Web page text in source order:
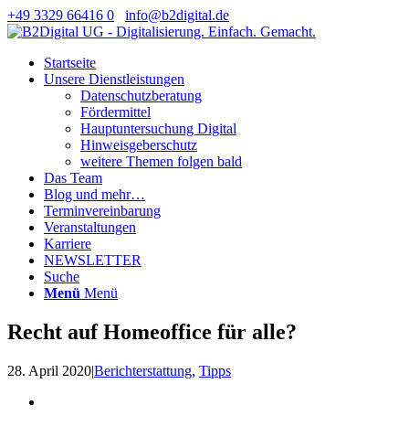
+49 3329 66416 0 info@b2digital.de
Startseite
Unsere Dienstleistungen
Datenschutzberatung
Fördermittel
Hauptuntersuchung Digital
Hinweisgeberschutz
weitere Themen folgen bald
Das Team
Blog und mehr…
Terminvereinbarung
Veranstaltungen
Karriere
NEWSLETTER
Suche
Menü Menü
Recht auf Homeoffice für alle?
28. April 2020|Berichterstattung, Tipps